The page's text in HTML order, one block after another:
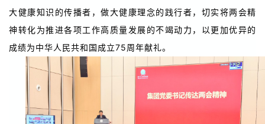
大健康知识的传播者，做大健康理念的践行者，切实将两会精
神转化为推进各项工作高质量发展的不竭动力，以更加优异的
成绩为中华人民共和国成立75周年献礼。